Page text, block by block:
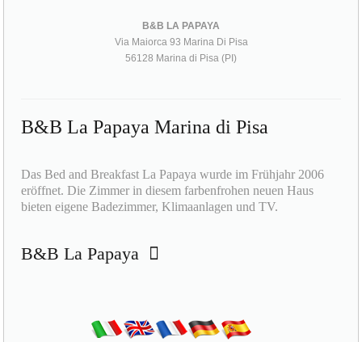
B&B LA PAPAYA
Via Maiorca 93 Marina Di Pisa
56128 Marina di Pisa (PI)
B&B La Papaya Marina di Pisa
Das Bed and Breakfast La Papaya wurde im Frühjahr 2006
eröffnet. Die Zimmer in diesem farbenfrohen neuen Haus
bieten eigene Badezimmer, Klimaanlagen und TV.
B&B La Papaya